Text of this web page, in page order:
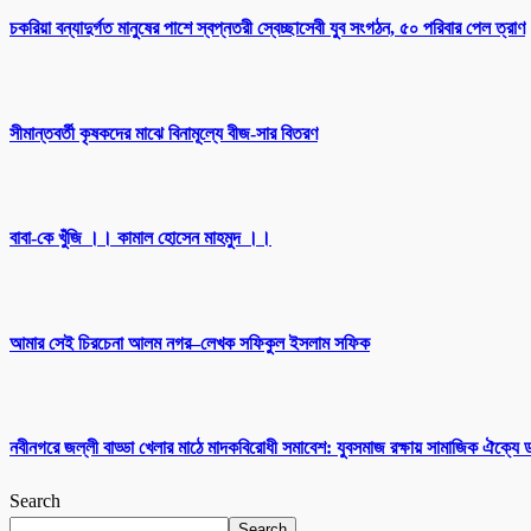
চকরিয়া বন্যাদুর্গত মানুষের পাশে স্বপ্নতরী স্বেচ্ছাসেবী যুব সংগঠন, ৫০ পরিবার পেল ত্রাণ
সীমান্তবর্তী কৃষকদের মাঝে বিনামূল্যে বীজ-সার বিতরণ
বাবা-কে খুঁজি ।। কামাল হোসেন মাহমুদ ।।
আমার সেই চিরচেনা আলম নগর–লেখক সফিকুল ইসলাম সফিক
নবীনগরে জল্লী বাড্ডা খেলার মাঠে মাদকবিরোধী সমাবেশ: যুবসমাজ রক্ষায় সামাজিক
Search